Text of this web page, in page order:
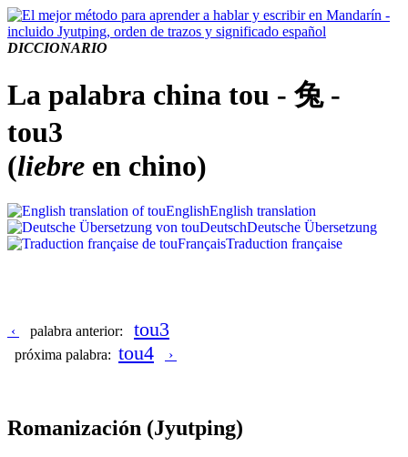
DICCIONARIO
La palabra china tou - 兔 -
tou3
(liebre en chino)
EnglishEnglish translation
DeutschDeutsche Übersetzung
FrançaisTraduction française
‹ palabra anterior: tou3
próxima palabra: tou4 ›
Romanización (Jyutping)